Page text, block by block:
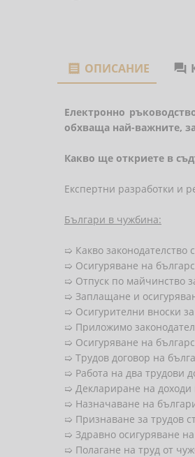
 ОПИСАНИЕ 
Електронно
обхваща най-важните,
Какво ще откриете в
Експертни разработки и
Българи в чужбина:
➯ Какво законодателство
➯ Осигуряване на
➯ Отпуск по майчинство
➯ Заплащане и
➯ Осигурителни вноски
➯ Приложимо
➯ Осигуряване на
➯ Трудов договор на
➯ Работа на два трудови
➯ Деклариране на доходи
➯ Назначаване на
➯ Признаване за трудов
➯ Здравно осигуряване
➯ Полагане на труд от